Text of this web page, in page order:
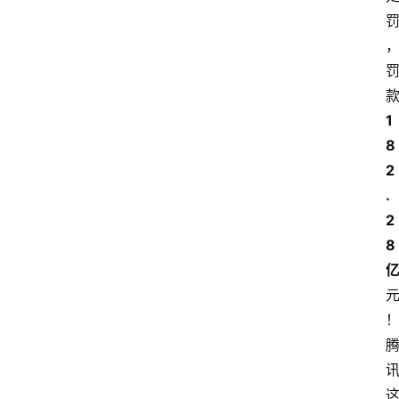
罚
，
罚
款
1
8
2
.
2
8
亿
元
！
腾
讯
这